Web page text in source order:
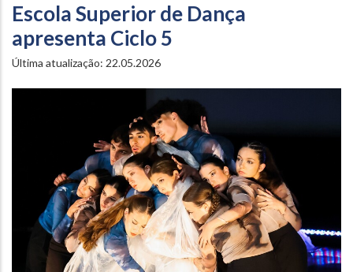
Escola Superior de Dança
apresenta Ciclo 5
Última atualização: 22.05.2026